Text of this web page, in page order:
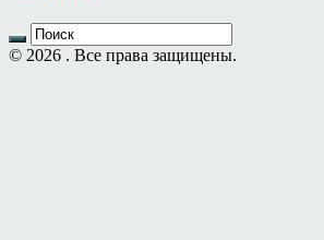
© 2026 . Все права защищены.